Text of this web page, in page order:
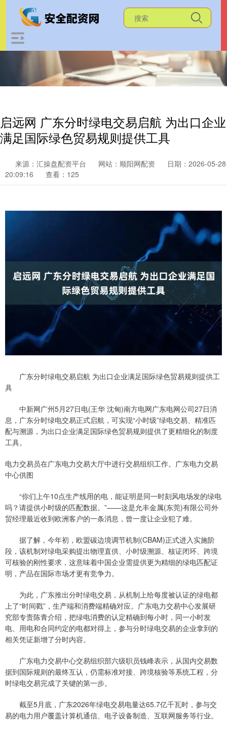
启远网 广东分时绿电交易启航 为出口企业
满足国际绿色贸易规则提供工具
来源：汇操盘配资平台 网站：顺阳网配资
日期：2026-05-28
20:09:16
查看：125
广东分时绿电交易启航 为出口企业满足国际绿色贸易规则提供工
具
中新网广州5月27日电(王华 沈甸)南方电网广东电网公司27日消
息，广东分时绿电交易正式启航，可实现“小时级”绿电交易、精准匹
配与溯源，为出口企业满足国际绿色贸易规则提供了更精细化的制度
工具。
电力交易员在广东电力交易大厅中进行交易组织工作。广东电力交易
中心供图
“你们上午10点生产线用的电，能证明是同一时刻风电场发的绿电
吗？请提供小时级的匹配数据。”——这是允丰金属(东莞)有限公司外
贸经理最近收到欧洲客户的一条消息，曾一度让企业犯了难。
据了解，今年初，欧盟碳边境调节机制(CBAM)正式进入实施阶
段，该机制对绿电采购提出物理直供、小时级溯源、核证闭环、跨境
可核验的刚性要求，这意味着中国企业需提供更为精细的绿电匹配证
明，产品在国际市场才更有竞争力。
为此，广东推出分时绿电交易，从机制上给每度被认证的绿电都
上了“时间戳”，生产端和消费端精确对应。广东电力交易中心发展研
究部专责陈青介绍，把绿电消费的认定精确到每小时，同一小时发
电、用电和合同约定的电都对得上，参与分时绿电交易的企业拿到的
相关凭证新增了分时内容。
广东电力交易中心交易组织部六级职员钱峰表示，从国内交易数
据到国际规则的最终互认，仍需标准对接、跨境核验等系统工程，分
时绿电交易完成了关键的第一步。
截至5月底，广东2026年绿电交易电量达65.7亿千瓦时，参与交
易的电力用户覆盖计算机通信、电子设备制造、互联网服务等行业。